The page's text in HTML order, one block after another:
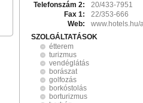
Telefonszám 2:
20/433-7951
Fax 1:
22/353-666
Web:
www.hotels.hu/
SZOLGÁLTATÁSOK
étterem
turizmus
vendéglátás
borászat
golfozás
borkóstolás
borturizmus